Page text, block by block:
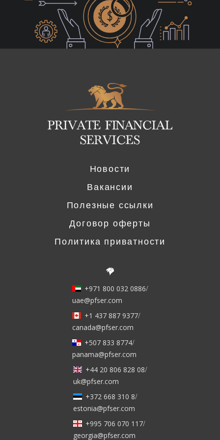
Новости
Вакансии
Полезные ссылки
Договор оферты
Политика приватности
+971 800 032 0886/
uae@pfser.com
+1 437 887 9377/
canada@pfser.com
+507 833 8774/
panama@pfser.com
+44 20 806 828 08/
uk@pfser.com
+372 668 310 8/
estonia@pfser.com
+995 706 070 117/
georgia@pfser.com